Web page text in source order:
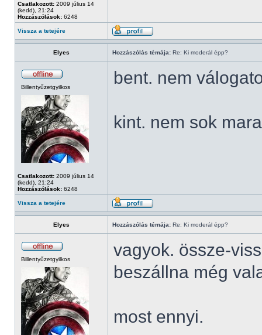
Csatlakozott: 2009 július 14
(kedd), 21:24
Hozzászólások: 6248
Vissza a tetejére
Elyes Hozzászólás témája: Re: Ki moderál épp?
Billentyűzetgyilkos
Csatlakozott: 2009 július 14
(kedd), 21:24
Hozzászólások: 6248
bent. nem
kint. nem sok
Vissza a tetejére
Elyes Hozzászólás témája: Re: Ki moderál épp?
Billentyűzetgyilkos
vagyok. össze-
beszállna még
most ennyi.